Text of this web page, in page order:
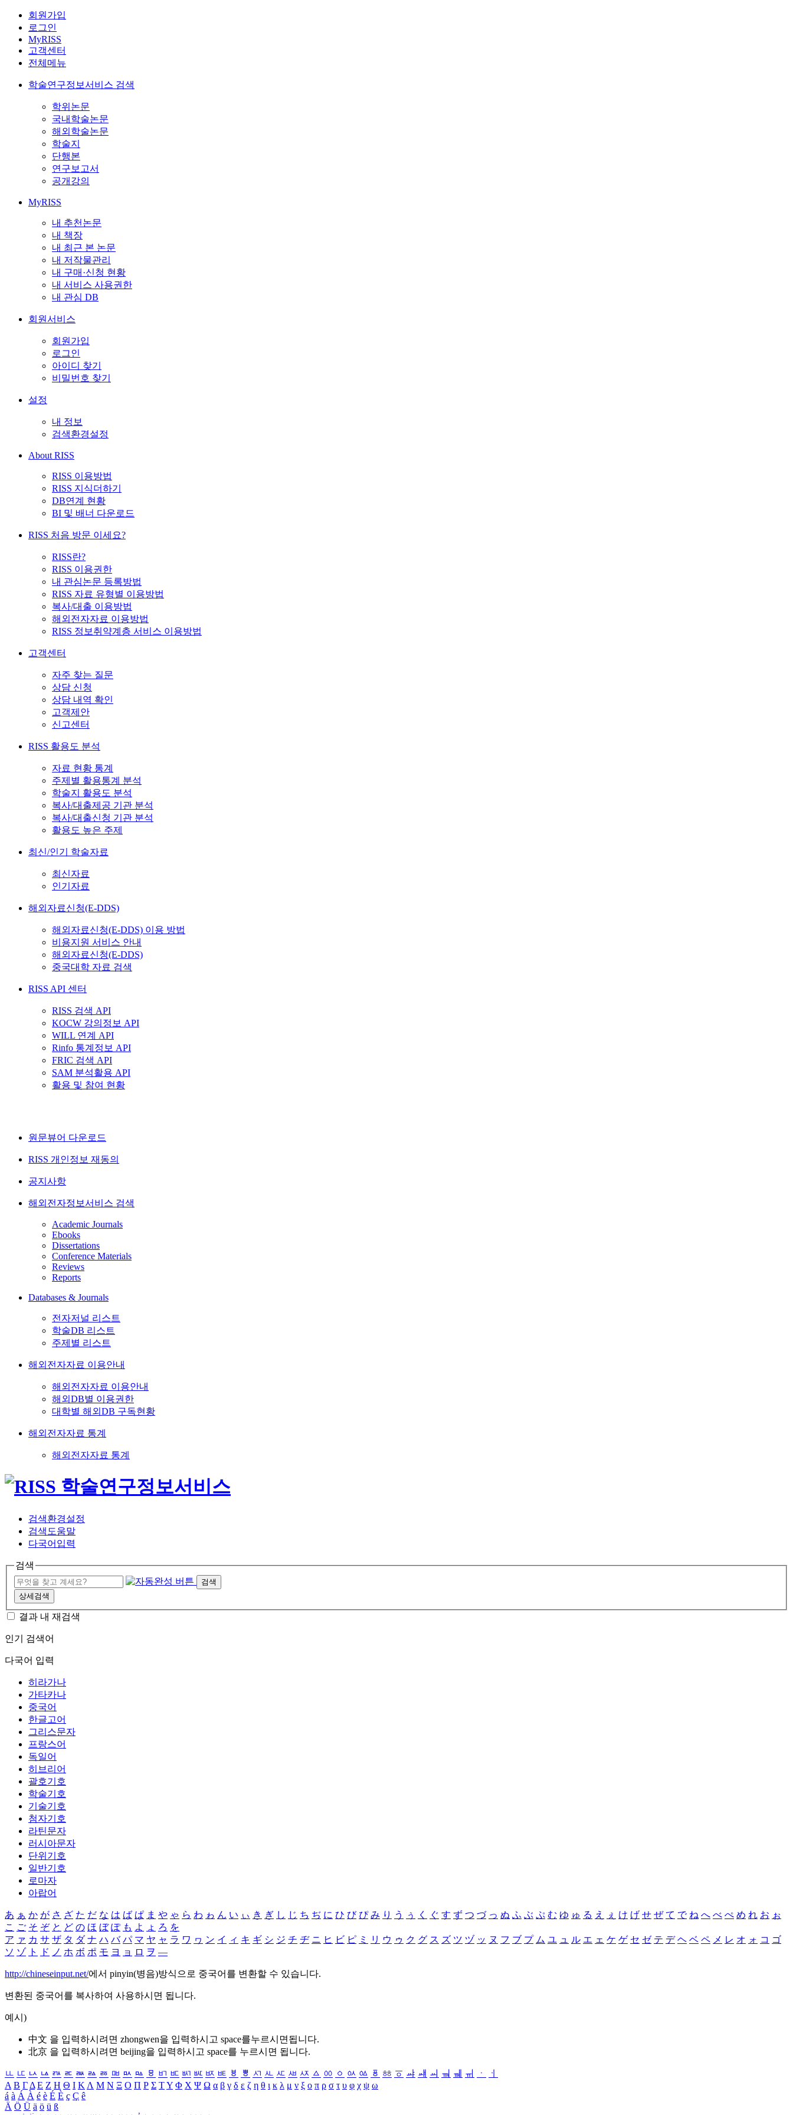
회원가입
로그인
MyRISS
고객센터
전체메뉴
학술연구정보서비스 검색
학위논문
국내학술논문
해외학술논문
학술지
단행본
연구보고서
공개강의
MyRISS
내 추천논문
내 책장
내 최근 본 논문
내 저작물관리
내 구매·신청 현황
내 서비스 사용권한
내 관심 DB
회원서비스
회원가입
로그인
아이디 찾기
비밀번호 찾기
설정
내 정보
검색환경설정
About RISS
RISS 이용방법
RISS 지식더하기
DB연계 현황
BI 및 배너 다운로드
RISS 처음 방문 이세요?
RISS란?
RISS 이용권한
내 관심논문 등록방법
RISS 자료 유형별 이용방법
복사/대출 이용방법
해외전자자료 이용방법
RISS 정보취약계층 서비스 이용방법
고객센터
자주 찾는 질문
상담 신청
상담 내역 확인
고객제안
신고센터
RISS 활용도 분석
자료 현황 통계
주제별 활용통계 분석
학술지 활용도 분석
복사/대출제공 기관 분석
복사/대출신청 기관 분석
활용도 높은 주제
최신/인기 학술자료
최신자료
인기자료
해외자료신청(E-DDS)
해외자료신청(E-DDS) 이용 방법
비용지원 서비스 안내
해외자료신청(E-DDS)
중국대학 자료 검색
RISS API 센터
RISS 검색 API
KOCW 강의정보 API
WILL 연계 API
Rinfo 통계정보 API
FRIC 검색 API
SAM 분석활용 API
활용 및 참여 현황
원문뷰어 다운로드
RISS 개인정보 재동의
공지사항
해외전자정보서비스 검색
Academic Journals
Ebooks
Dissertations
Conference Materials
Reviews
Reports
Databases & Journals
전자저널 리스트
학술DB 리스트
주제별 리스트
해외전자자료 이용안내
해외전자자료 이용안내
해외DB별 이용권한
대학별 해외DB 구독현황
해외전자자료 통계
해외전자자료 통계
검색환경설정
검색도움말
다국어입력
검색
검색
상세검색
결과 내 재검색
인기 검색어
다국어 입력
히라가나
가타카나
중국어
한글고어
그리스문자
프랑스어
독일어
히브리어
괄호기호
학술기호
기술기호
첨자기호
라틴문자
러시아문자
단위기호
일반기호
로마자
아랍어
あ ぁ か が さ ざ た だ な は ば ぱ ま や ゃ ら わ ゎ ん い ぃ き ぎ し じ ち ぢ に ひ び ぴ み り う ぅ く ぐ す ず つ づ っ ぬ ふ ぶ ぷ む ゆ ゅ る え ぇ け げ せ ぜ て で ね へ べ ぺ め れ お ぉ
こ ご そ ぞ と ど の ほ ぼ ぽ も よ ょ ろ を
ア ァ カ サ ザ タ ダ ナ ハ バ パ マ ヤ ャ ラ ワ ヮ ン イ ィ キ ギ シ ジ チ ヂ ニ ヒ ビ ピ ミ リ ウ ゥ ク グ ス ズ ツ ヅ ッ ヌ フ ブ プ ム ユ ュ ル エ ェ ケ ゲ セ ゼ テ デ ヘ ベ ペ メ レ オ ォ コ ゴ
ソ ゾ ト ド ノ ホ ボ ポ モ ヨ ョ ロ ヲ ―
http://chineseinput.net/에서 pinyin(병음)방식으로 중국어를 변환할 수 있습니다.
변환된 중국어를 복사하여 사용하시면 됩니다.
예시)
中文 을 입력하시려면 zhongwen을 입력하시고 space를누르시면됩니다.
北京 을 입력하시려면 beijing을 입력하시고 space를 누르시면 됩니다.
ㅥ ㅦ ㅧ ㅨ ㅩ ㅪ ㅫ ㅬ ㅭ ㅮ ㅯ ㅰ ㅱ ㅲ ㅳ ㅴ ㅵ ㅶ ㅷ ㅸ ㅹ ㅺ ㅻ ㅼ ㅽ ㅾ ㅿ ㆀ ㆁ ㆂ ㆃ ㆄ ㆅ ㆆ ㆇ ㆈ ㆉ ㆊ ㆋ ㆌ ㆍ
ㆎ
Α Β ΓΔ Ε Ζ Η Θ Ι ΚΛ Μ Ν Ξ Ο Π Ρ Σ ΤΥ Φ Χ Ψ Ω α β γ δ ε ζ η θ ι κ λ μ ν ξ ο π ρ σ τ υ φ χ ψ ω
á à Á À é è É È ç Ç ê
Ä Ö Ü ä ö ü ß